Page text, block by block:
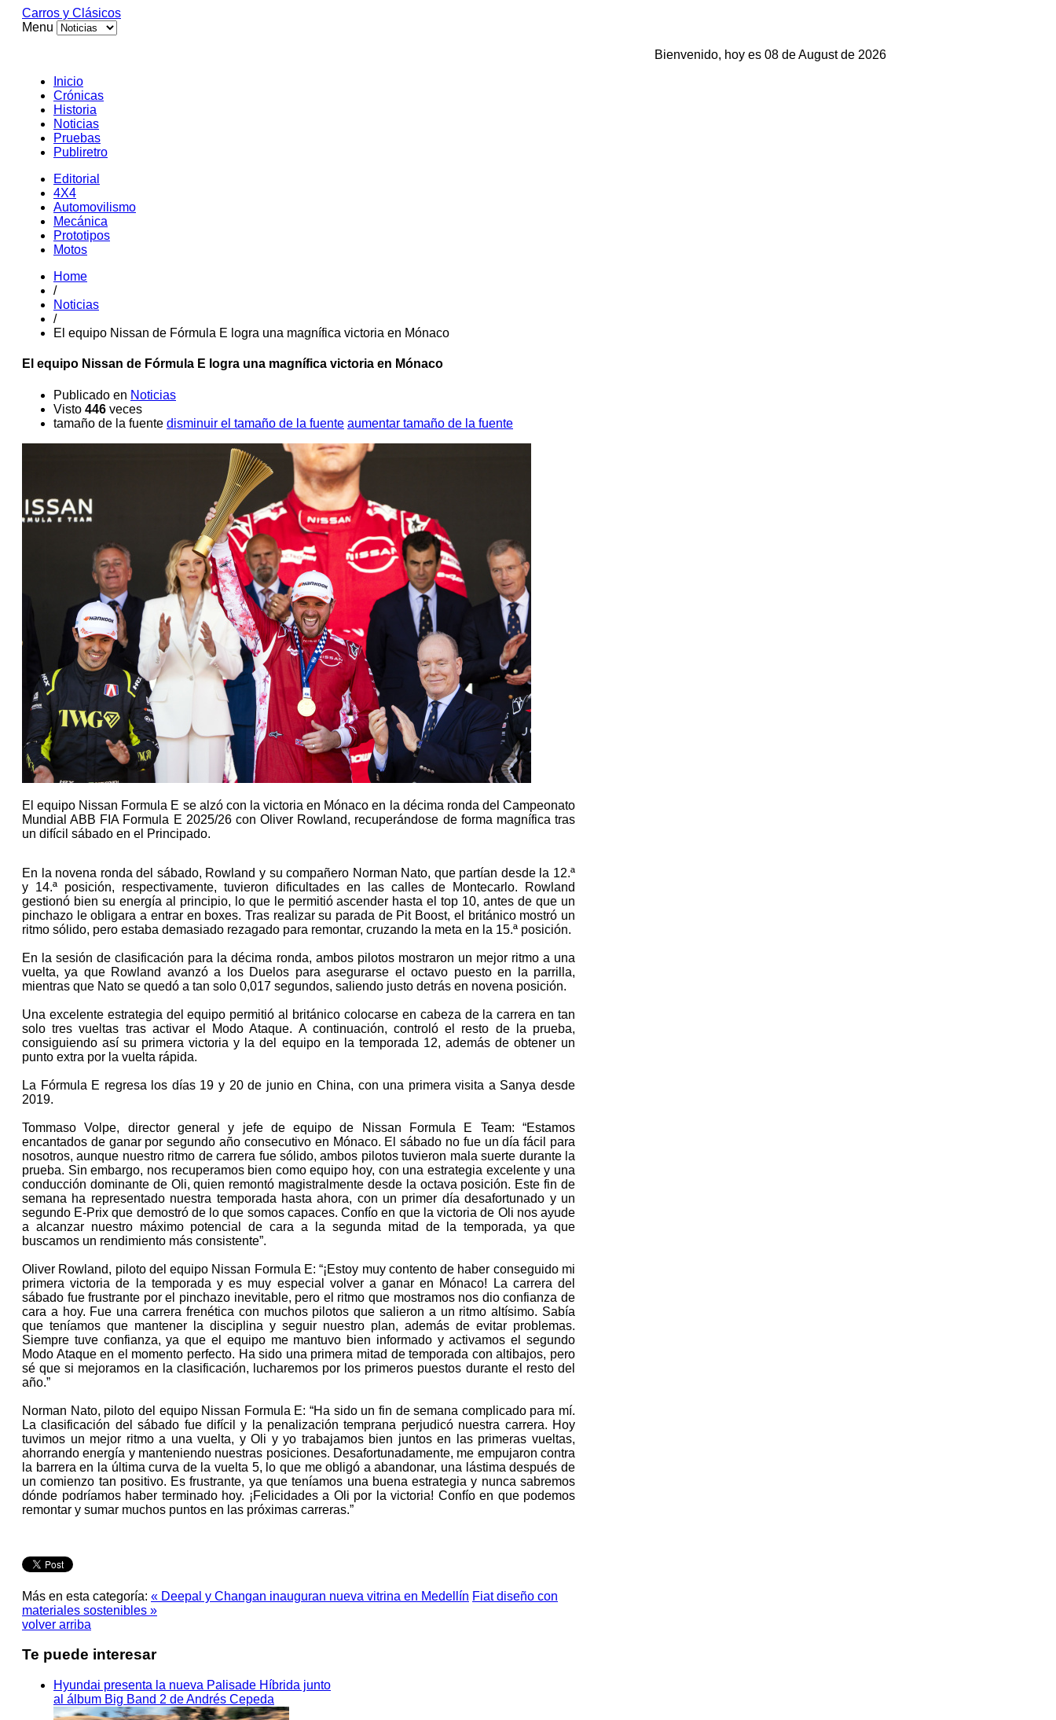
Carros y Clásicos
Menu
Bienvenido, hoy es 08 de August de 2026
Inicio
Crónicas
Historia
Noticias
Pruebas
Publiretro
Editorial
4X4
Automovilismo
Mecánica
Prototipos
Motos
Home
/
Noticias
/
El equipo Nissan de Fórmula E logra una magnífica victoria en Mónaco
El equipo Nissan de Fórmula E logra una magnífica victoria en Mónaco
Publicado en Noticias
Visto 446 veces
tamaño de la fuente disminuir el tamaño de la fuente aumentar tamaño de la fuente
El equipo Nissan Formula E se alzó con la victoria en Mónaco en la décima ronda del Campeonato
Mundial ABB FIA Formula E 2025/26 con Oliver Rowland, recuperándose de forma magnífica tras
un difícil sábado en el Principado.
En la novena ronda del sábado, Rowland y su compañero Norman Nato, que partían desde la 12.ª
y 14.ª posición, respectivamente, tuvieron dificultades en las calles de Montecarlo. Rowland
gestionó bien su energía al principio, lo que le permitió ascender hasta el top 10, antes de que un
pinchazo le obligara a entrar en boxes. Tras realizar su parada de Pit Boost, el británico mostró un
ritmo sólido, pero estaba demasiado rezagado para remontar, cruzando la meta en la 15.ª posición.
En la sesión de clasificación para la décima ronda, ambos pilotos mostraron un mejor ritmo a una
vuelta, ya que Rowland avanzó a los Duelos para asegurarse el octavo puesto en la parrilla,
mientras que Nato se quedó a tan solo 0,017 segundos, saliendo justo detrás en novena posición.
Una excelente estrategia del equipo permitió al británico colocarse en cabeza de la carrera en tan
solo tres vueltas tras activar el Modo Ataque. A continuación, controló el resto de la prueba,
consiguiendo así su primera victoria y la del equipo en la temporada 12, además de obtener un
punto extra por la vuelta rápida.
La Fórmula E regresa los días 19 y 20 de junio en China, con una primera visita a Sanya desde
2019.
Tommaso Volpe, director general y jefe de equipo de Nissan Formula E Team: “Estamos
encantados de ganar por segundo año consecutivo en Mónaco. El sábado no fue un día fácil para
nosotros, aunque nuestro ritmo de carrera fue sólido, ambos pilotos tuvieron mala suerte durante la
prueba. Sin embargo, nos recuperamos bien como equipo hoy, con una estrategia excelente y una
conducción dominante de Oli, quien remontó magistralmente desde la octava posición. Este fin de
semana ha representado nuestra temporada hasta ahora, con un primer día desafortunado y un
segundo E-Prix que demostró de lo que somos capaces. Confío en que la victoria de Oli nos ayude
a alcanzar nuestro máximo potencial de cara a la segunda mitad de la temporada, ya que
buscamos un rendimiento más consistente”.
Oliver Rowland, piloto del equipo Nissan Formula E: “¡Estoy muy contento de haber conseguido mi
primera victoria de la temporada y es muy especial volver a ganar en Mónaco! La carrera del
sábado fue frustrante por el pinchazo inevitable, pero el ritmo que mostramos nos dio confianza de
cara a hoy. Fue una carrera frenética con muchos pilotos que salieron a un ritmo altísimo. Sabía
que teníamos que mantener la disciplina y seguir nuestro plan, además de evitar problemas.
Siempre tuve confianza, ya que el equipo me mantuvo bien informado y activamos el segundo
Modo Ataque en el momento perfecto. Ha sido una primera mitad de temporada con altibajos, pero
sé que si mejoramos en la clasificación, lucharemos por los primeros puestos durante el resto del
año.”
Norman Nato, piloto del equipo Nissan Formula E: “Ha sido un fin de semana complicado para mí.
La clasificación del sábado fue difícil y la penalización temprana perjudicó nuestra carrera. Hoy
tuvimos un mejor ritmo a una vuelta, y Oli y yo trabajamos bien juntos en las primeras vueltas,
ahorrando energía y manteniendo nuestras posiciones. Desafortunadamente, me empujaron contra
la barrera en la última curva de la vuelta 5, lo que me obligó a abandonar, una lástima después de
un comienzo tan positivo. Es frustrante, ya que teníamos una buena estrategia y nunca sabremos
dónde podríamos haber terminado hoy. ¡Felicidades a Oli por la victoria! Confío en que podemos
remontar y sumar muchos puntos en las próximas carreras.”
Más en esta categoría: « Deepal y Changan inauguran nueva vitrina en Medellín Fiat diseño con
materiales sostenibles »
volver arriba
Te puede interesar
Hyundai presenta la nueva Palisade Híbrida junto
al álbum Big Band 2 de Andrés Cepeda